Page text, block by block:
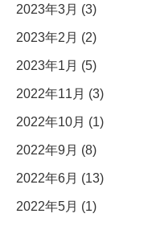
2023年3月 (3)
2023年2月 (2)
2023年1月 (5)
2022年11月 (3)
2022年10月 (1)
2022年9月 (8)
2022年6月 (13)
2022年5月 (1)